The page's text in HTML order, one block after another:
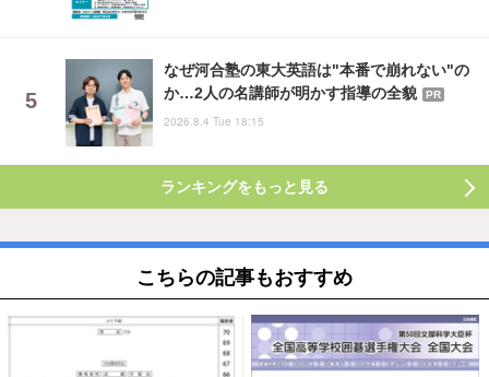
なぜ河合塾の東大英語は"本番で崩れない"の
か…2人の名講師が明かす指導の全貌
PR
2026.8.4 Tue 18:15
ランキングをもっと見る
こちらの記事もおすすめ